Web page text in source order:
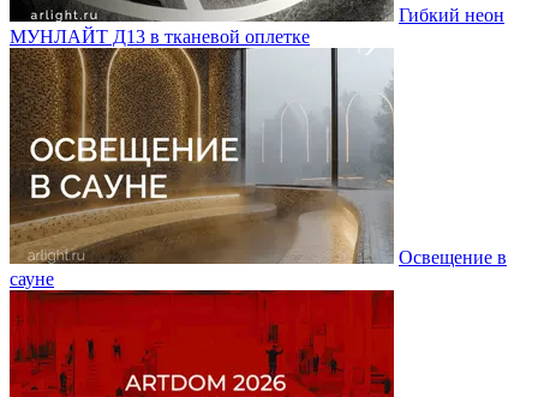
Гибкий неон
МУНЛАЙТ Д13 в тканевой оплетке
Освещение в
сауне